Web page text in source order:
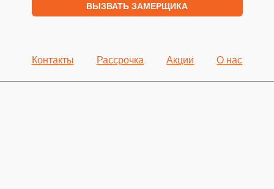
ВЫЗВАТЬ ЗАМЕРЩИКА
Контакты Рассрочка Акции О нас